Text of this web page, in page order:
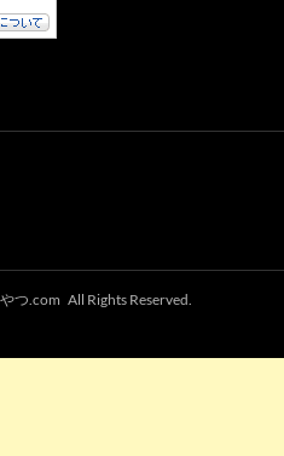
つ.com All Rights Reserved.